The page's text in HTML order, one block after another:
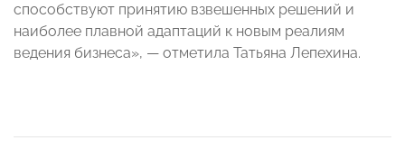
способствуют принятию взвешенных решений и
наиболее плавной адаптаций к новым реалиям
ведения бизнеса», — отметила Татьяна Лепехина.